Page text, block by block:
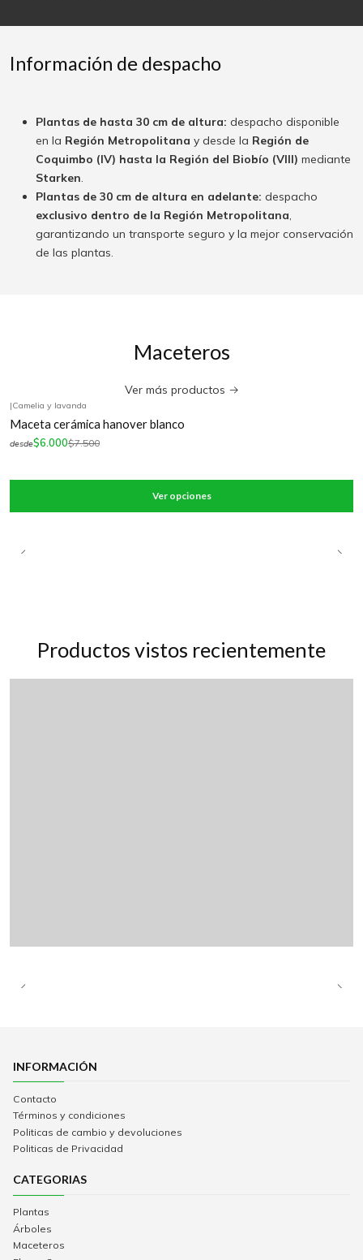
Información de despacho
Plantas de hasta 30 cm de altura: despacho disponible
en la Región Metropolitana y desde la Región de
Coquimbo (IV) hasta la Región del Biobío (VIII) mediante
Starken.
Plantas de 30 cm de altura en adelante: despacho
exclusivo dentro de la Región Metropolitana,
garantizando un transporte seguro y la mejor conservación
de las plantas.
Maceteros
Ver más productos
|Camelia y lavanda
Maceta cerámica hanover blanco
desde$6.000$7.500
Ver opciones
Productos vistos recientemente
INFORMACIÓN
Contacto
Términos y condiciones
Politicas de cambio y devoluciones
Politicas de Privacidad
CATEGORIAS
Plantas
Árboles
Maceteros